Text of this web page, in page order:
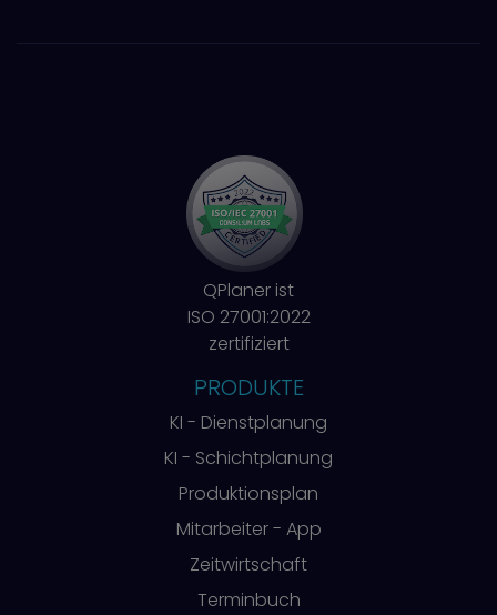
QPlaner ist
ISO 27001:2022
zertifiziert
PRODUKTE
KI - Dienstplanung
KI - Schichtplanung
Produktionsplan
Mitarbeiter - App
Zeitwirtschaft
Terminbuch